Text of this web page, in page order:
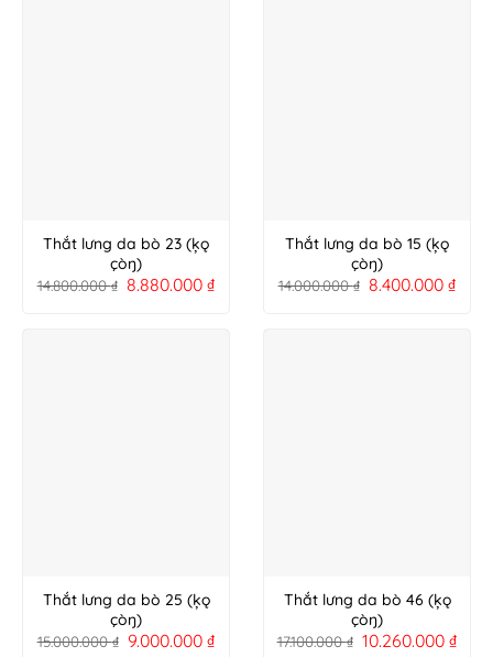
Thắt lưng da bò 23 (ķǫ
çòŋ)
14.800.000₫ 8.880.000₫
Thắt lưng da bò 15 (ķǫ
çòŋ)
14.000.000₫ 8.400.000₫
Thắt lưng da bò 25 (ķǫ
çòŋ)
15.000.000₫ 9.000.000₫
Thắt lưng da bò 46 (ķǫ
çòŋ)
17.100.000₫ 10.260.000₫